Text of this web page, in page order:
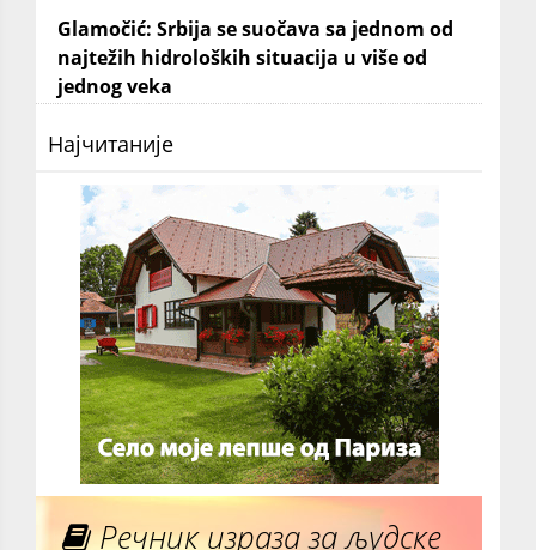
Glamočić: Srbija se suočava sa jednom od
najtežih hidroloških situacija u više od
jednog veka
Најчитаније
Речник израза за људске